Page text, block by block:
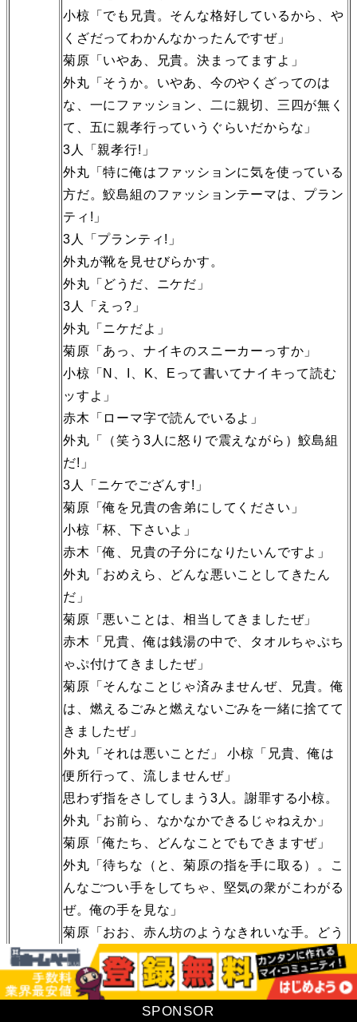
小椋「でも兄貴。そんな格好しているから、や
くざだってわかんなかったんですぜ」
菊原「いやあ、兄貴。決まってますよ」
外丸「そうか。いやあ、今のやくざってのは
な、一にファッション、二に親切、三四が無く
て、五に親孝行っていうぐらいだからな」
3人「親孝行!」
外丸「特に俺はファッションに気を使っている
方だ。鮫島組のファッションテーマは、プラン
ティ!」
3人「プランティ!」
外丸が靴を見せびらかす。
外丸「どうだ、ニケだ」
3人「えっ?」
外丸「ニケだよ」
菊原「あっ、ナイキのスニーカーっすか」
小椋「N、I、K、Eって書いてナイキって読む
ッすよ」
赤木「ローマ字で読んでいるよ」
外丸「（笑う3人に怒りで震えながら）鮫島組
だ!」
3人「ニケでござんす!」
菊原「俺を兄貴の舎弟にしてください」
小椋「杯、下さいよ」
赤木「俺、兄貴の子分になりたいんですよ」
外丸「おめえら、どんな悪いことしてきたん
だ」
菊原「悪いことは、相当してきましたぜ」
赤木「兄貴、俺は銭湯の中で、タオルちゃぷち
ゃぷ付けてきましたぜ」
菊原「そんなことじゃ済みませんぜ、兄貴。俺
は、燃えるごみと燃えないごみを一緒に捨てて
きましたぜ」
外丸「それは悪いことだ」 小椋「兄貴、俺は
便所行って、流しませんぜ」
思わず指をさしてしまう3人。謝罪する小椋。
外丸「お前ら、なかなかできるじゃねえか」
菊原「俺たち、どんなことでもできますぜ」
外丸「待ちな（と、菊原の指を手に取る）。こ
んなごつい手をしてちゃ、堅気の衆がこわがる
ぜ。俺の手を見な」
菊原「おお、赤ん坊のようなきれいな手。どう
すればこんなきれいな手になるんですかい?」
外丸「ルナマイルド（台所洗剤）に変えたから
だ」
SPONSOR